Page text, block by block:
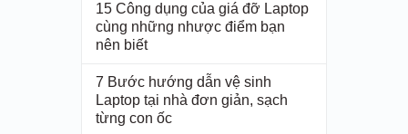
15 Công dụng của giá đỡ Laptop
cùng những nhược điểm bạn
nên biết
7 Bước hướng dẫn vệ sinh
Laptop tại nhà đơn giản, sạch
từng con ốc